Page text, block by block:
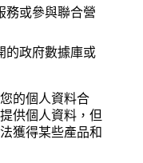
務或參與聯合營
的政府數據庫或
的個人資料合
供個人資料，但
獲得某些產品和